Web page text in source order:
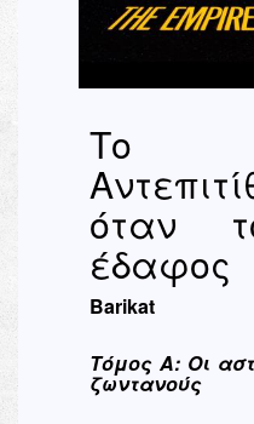
Το
όταν
έδαφος
Barikat
Τόμος Α: Οι
ζωντανούς